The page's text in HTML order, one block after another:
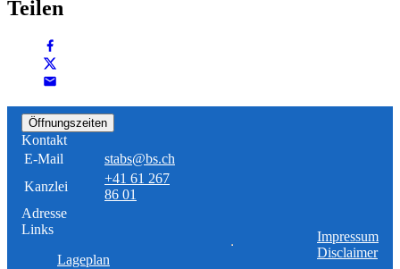
Teilen
Öffnungszeiten
Kontakt
E-Mail
stabs@bs.ch
Kanzlei
+41 61 267
86 01
Adresse
Links
Lageplan
Impressum
Disclaimer